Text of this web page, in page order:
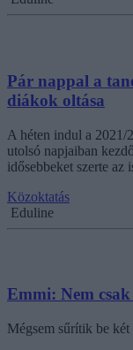
Pár nappal a
diákok oltása
A héten indul a 2021/
utolsó napjaiban
idősebbeket szerte az
Közoktatás
Eduline
Emmi: Nem
Mégsem sűrítik be